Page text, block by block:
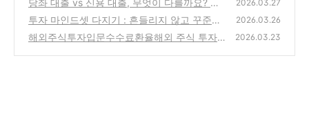
우
(0)
당좌 대출 vs 신용 대출, 무엇이 다를까요? 내
게 맞는 대출 유형 선택법
(0)
2026.03.27
투자 마인드셋 다지기 : 흔들리지 않고 꾸준히
투자하는 법과 필요한 마음가짐
(0)
2026.03.26
해외주식투자입문수수료환율해외 주식 투자
2026.03.23